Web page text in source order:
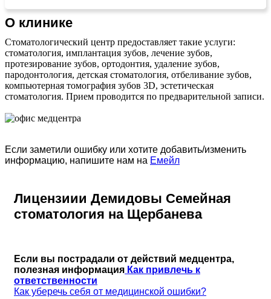
О клинике
Стоматологический центр предоставляет такие услуги:
стоматология, имплантация зубов, лечение зубов,
протезирование зубов, ортодонтия, удаление зубов,
пародонтология, детская стоматология, отбеливание зубов,
компьютерная томография зубов 3D, эстетическая
стоматология. Прием проводится по предварительной записи.
Если заметили ошибку или хотите добавить/изменить
информацию, напишите нам на Емейл
Лицензиии Демидовы Семейная
стоматология на Щербанева
Если вы пострадали от действий медцентра,
полезная информация Как привлечь к
ответственности
Как уберечь себя от медицинской ошибки?